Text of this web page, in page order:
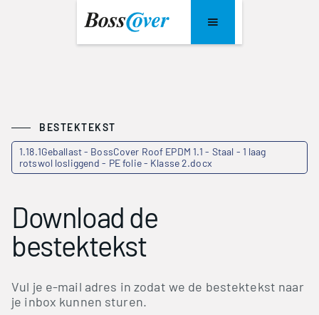
BESTEKTEKST
1.18.1Geballast - BossCover Roof EPDM 1.1 - Staal - 1 laag
rotswol losliggend - PE folie - Klasse 2.docx
Download de
bestektekst
Vul je e-mail adres in zodat we de bestektekst naar
je inbox kunnen sturen.